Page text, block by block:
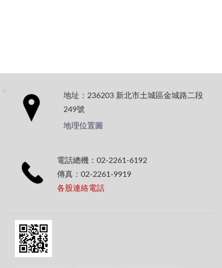
:::
地址：236203 新北市土城區金城路二段
249號
地理位置圖
電話總機：02-2261-6192
傳真：02-2261-9919
各股連絡電話